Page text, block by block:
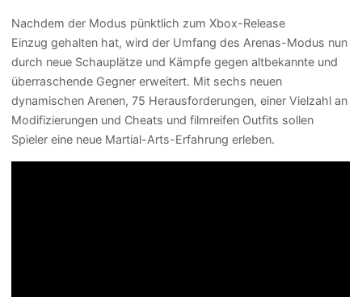
Nachdem der Modus pünktlich zum Xbox-Release
Einzug gehalten hat, wird der Umfang des Arenas-Modus nun
durch neue Schauplätze und Kämpfe gegen altbekannte und
überraschende Gegner erweitert. Mit sechs neuen
dynamischen Arenen, 75 Herausforderungen, einer Vielzahl an
Modifizierungen und Cheats und filmreifen Outfits sollen
Spieler eine neue Martial-Arts-Erfahrung erleben.